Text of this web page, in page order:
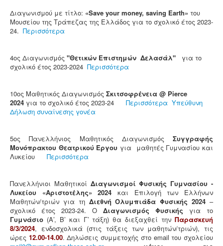
Διαγωνισμού με τίτλο: «Save your money, saving Earth» του
Μουσείου της Τράπεζας της Ελλάδος για το σχολικό έτος 2023-
24. Περισσότερα
4ος Διαγωνισμός "Θετικών Επιστημών Δελασάλ" για το
σχολικό έτος 2023-2024 Περισσότερα
10ος Μαθητικός Διαγωνισμός Σκιτσοφρένεια @ Pierce
2024 για το σχολικό έτος 2023-24 Περισσότερα Υπεύθυνη
Δήλωση συναίνεσης γονέα
5ος Πανελλήνιος Μαθητικός Διαγωνισμός Συγγραφής
Μονόπρακτου Θεατρικού Έργου για μαθητές Γυμνασίου και
Λυκείου Περισσότερα
Πανελλήνιοι Μαθητικοί Διαγωνισμοί Φυσικής Γυμνασίου -
Λυκείου «Αριστοτέλης» 2024 και Επιλογή των Ελλήνων
Μαθητών/τριών για τηΔιεθνή Ολυμπιάδα Φυσικής 2024 –
σχολικό έτος 2023-24. Ο Διαγωνισμός Φυσικής για το
Γυμνάσιο (Α’, Β’ και Γ’ τάξη) θα διεξαχθεί τηνΠαρασκευή
8/3/2024, ενδοσχολικά (στις τάξεις των μαθητών/τριών), τις
ώρες 12.00-14.00. Δηλώσεις συμμετοχής στο email του σχολείου